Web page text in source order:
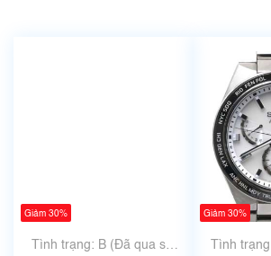
Giảm 30%
Tình trạng: B (Đã qua sử
Giảm 30%
Tình